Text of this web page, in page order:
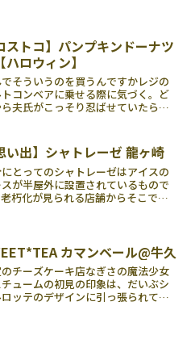
お値...
ストコ】パンプキンドーナツ
ハロウィン】
そういうのを買うんですかレジの
コンベアに乗せる際に気づく。ど
ら夫氏がこっそり忍ばせていたらし
なった力なく横たわる袋。978円でし
ハロウィンパッケ...
い出】シャトレーゼ 龍ヶ崎
にとってのシャトレーゼはアイスの
が半屋外に設置されているもので
朽化が見られる店舗からそこで過
それで素敵なもので...
カマンベール@牛久
チーズケーキ店なぎさの魔法少女
チュームの初見の印象は、だいぶシ
ロッテのデザインに引っ張られてい